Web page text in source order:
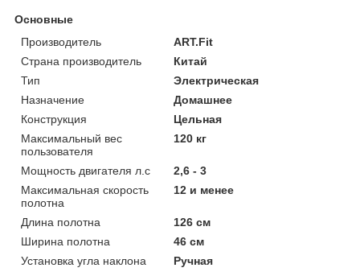
Основные
Производитель
ART.Fit
Страна производитель
Китай
Тип
Электрическая
Назначение
Домашнее
Конструкция
Цельная
Максимальный вес
пользователя
120 кг
Мощность двигателя л.с
2,6 - 3
Максимальная скорость
полотна
12 и менее
Длина полотна
126 см
Ширина полотна
46 см
Установка угла наклона
Ручная